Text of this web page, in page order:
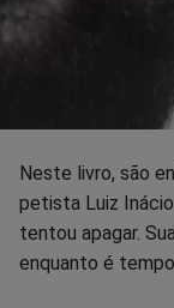
Neste livro, são
petista Luiz
tentou apagar.
enquanto é